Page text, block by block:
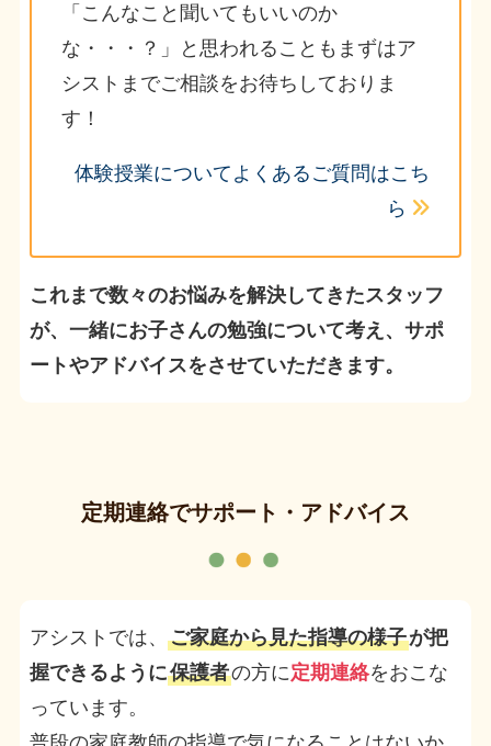
「こんなこと聞いてもいいのか
な・・・？」と思われることもまずはア
シストまでご相談をお待ちしておりま
す！
体験授業についてよくあるご質問はこち
ら
これまで数々のお悩みを解決してきたスタッフ
が、一緒にお子さんの勉強について考え、サポ
ートやアドバイスをさせていただきます。
定期連絡でサポート・アドバイス
アシストでは、 ご家庭から見た指導の様子が把
握できるように保護者の方に定期連絡をおこな
っています。